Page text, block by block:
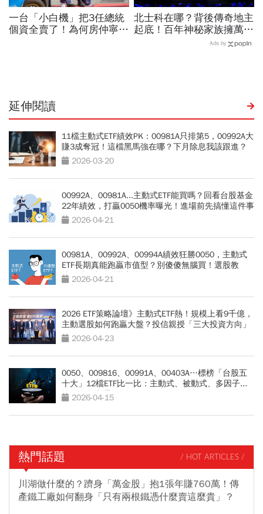
一台「小白機」把3任總統
個資全賣了！為何房仲寧願
北士科在哪？背後傳奇地主
起底！百年神秘家族擁萬坪
土地「房子只租不賣」…輝
Ads by
延伸閱讀
11檔主動式ETF績效PK：00981A只排第5，00992A大
賺3成奪冠！這檔黑馬強在哪？下月除息我該跟進？
2026-03-20
00992A、00981A...主動式ETF能買嗎？回看台股基金
22年績效，打贏0050機率曝光！進場前先搞懂這件事
2026-04-21
00981A、00992A、00994A績效狂勝0050，主動式
ETF長期真能跑贏市值型？別傻傻無腦買！選股教
練：3訊號要分批出場
2026-04-21
2026 ETF策略論壇》主動式ETF熱！規模上看9千億，
主動選股如何跑贏大盤？投信親授「三大投資方向」
2026-04-23
0050、009816、00991A、00403A…標榜「台股五
十大」12檔ETF比一比：主動式、被動式、多因子...
投資人怎麼選？
2026-04-15
熱門話題 / HOT ARTICLES /
川湖做什麼的？躋身「萬金股」抱1張年賺760萬！傳
產鐵工廠如何翻身「只有兩根鐵憑什麼賣這麼貴」？